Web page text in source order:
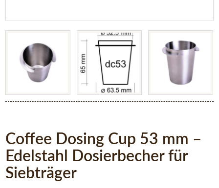
Coffee Dosing Cup 53 mm –
Edelstahl Dosierbecher für
Siebträger